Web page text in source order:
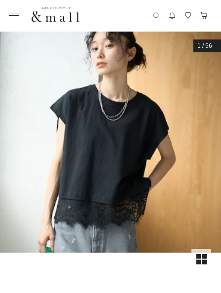
1 /56